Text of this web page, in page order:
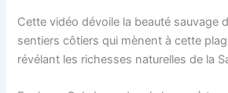
Cette vidéo dévoile la beauté sauvage
sentiers côtiers qui mènent à cette
révélant les richesses naturelles de la